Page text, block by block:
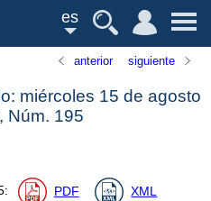
es
anterior siguiente
miércoles 15 de agosto
Núm. 195
: PDF XML